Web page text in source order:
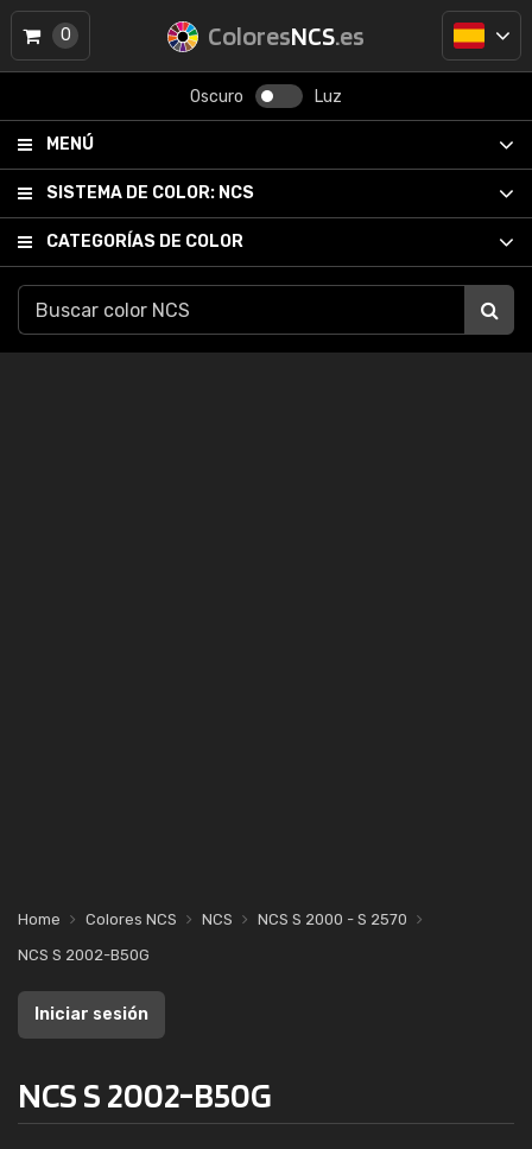
ColoresNCS.es
Oscuro Luz
MENÚ
SISTEMA DE COLOR: NCS
CATEGORÍAS DE COLOR
0
Home Colores NCS NCS
NCS S 2000 - S 2570
NCS S 2002-B50G
Iniciar sesión
NCS S 2002-B50G